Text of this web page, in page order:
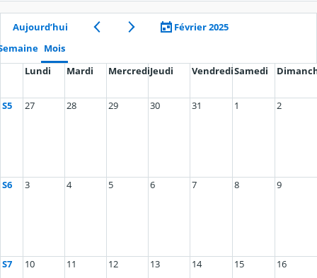
Aujourd’hui
Février 2025
Mois
Lundi
Mardi MercrediJeudi VendrediSamedi
S5 27 28 29 30 31 1 2
S6 3 4 5 6 7 8 9
S7 10 11 12 13 14 15 16